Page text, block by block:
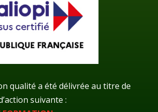
qualité a été délivrée au titre de
suivante :